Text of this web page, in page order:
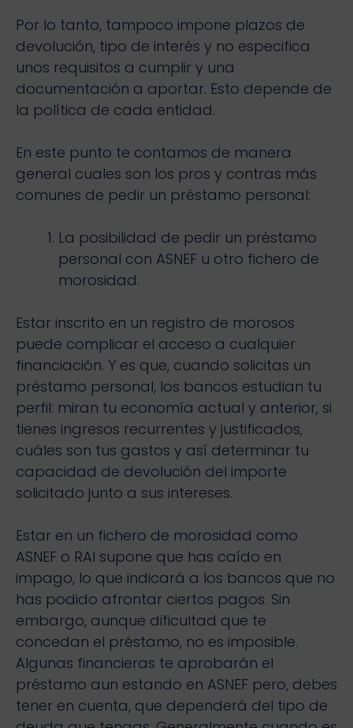
Por lo tanto, tampoco impone plazos de
devolución, tipo de interés y no especifica
unos requisitos a cumplir y una
documentación a aportar. Esto depende de
la política de cada entidad.
En este punto te contamos de manera
general cuales son los pros y contras más
comunes de pedir un préstamo personal:
La posibilidad de pedir un préstamo
personal con ASNEF u otro fichero de
morosidad.
Estar inscrito en un registro de morosos
puede complicar el acceso a cualquier
financiación. Y es que, cuando solicitas un
préstamo personal, los bancos estudian tu
perfil: miran tu economía actual y anterior, si
tienes ingresos recurrentes y justificados,
cuáles son tus gastos y así determinar tu
capacidad de devolución del importe
solicitado junto a sus intereses.
Estar en un fichero de morosidad como
ASNEF o RAI supone que has caído en
impago, lo que indicará a los bancos que no
has podido afrontar ciertos pagos. Sin
embargo, aunque dificultad que te
concedan el préstamo, no es imposible.
Algunas financieras te aprobarán el
préstamo aun estando en ASNEF pero, debes
tener en cuenta, que dependerá del tipo de